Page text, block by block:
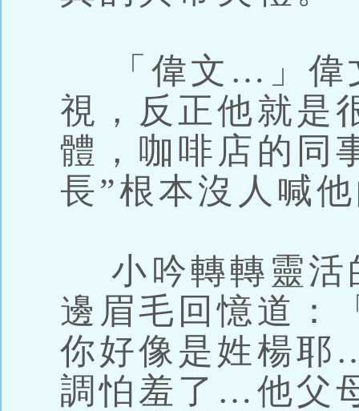
「偉文…」偉
視，反正他就是
體，咖啡店的同
長”根本沒人喊
小吟轉轉靈活
邊眉毛回憶道：
你好像是姓楊耶
調怕羞了…他父